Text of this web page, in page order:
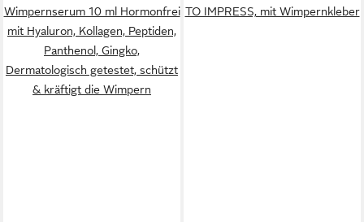
Wimpernserum 10 ml Hormonfrei
mit Hyaluron, Kollagen, Peptiden,
Panthenol, Gingko,
Dermatologisch getestet, schützt
& kräftigt die Wimpern
TO IMPRESS, mit Wimpernkleber